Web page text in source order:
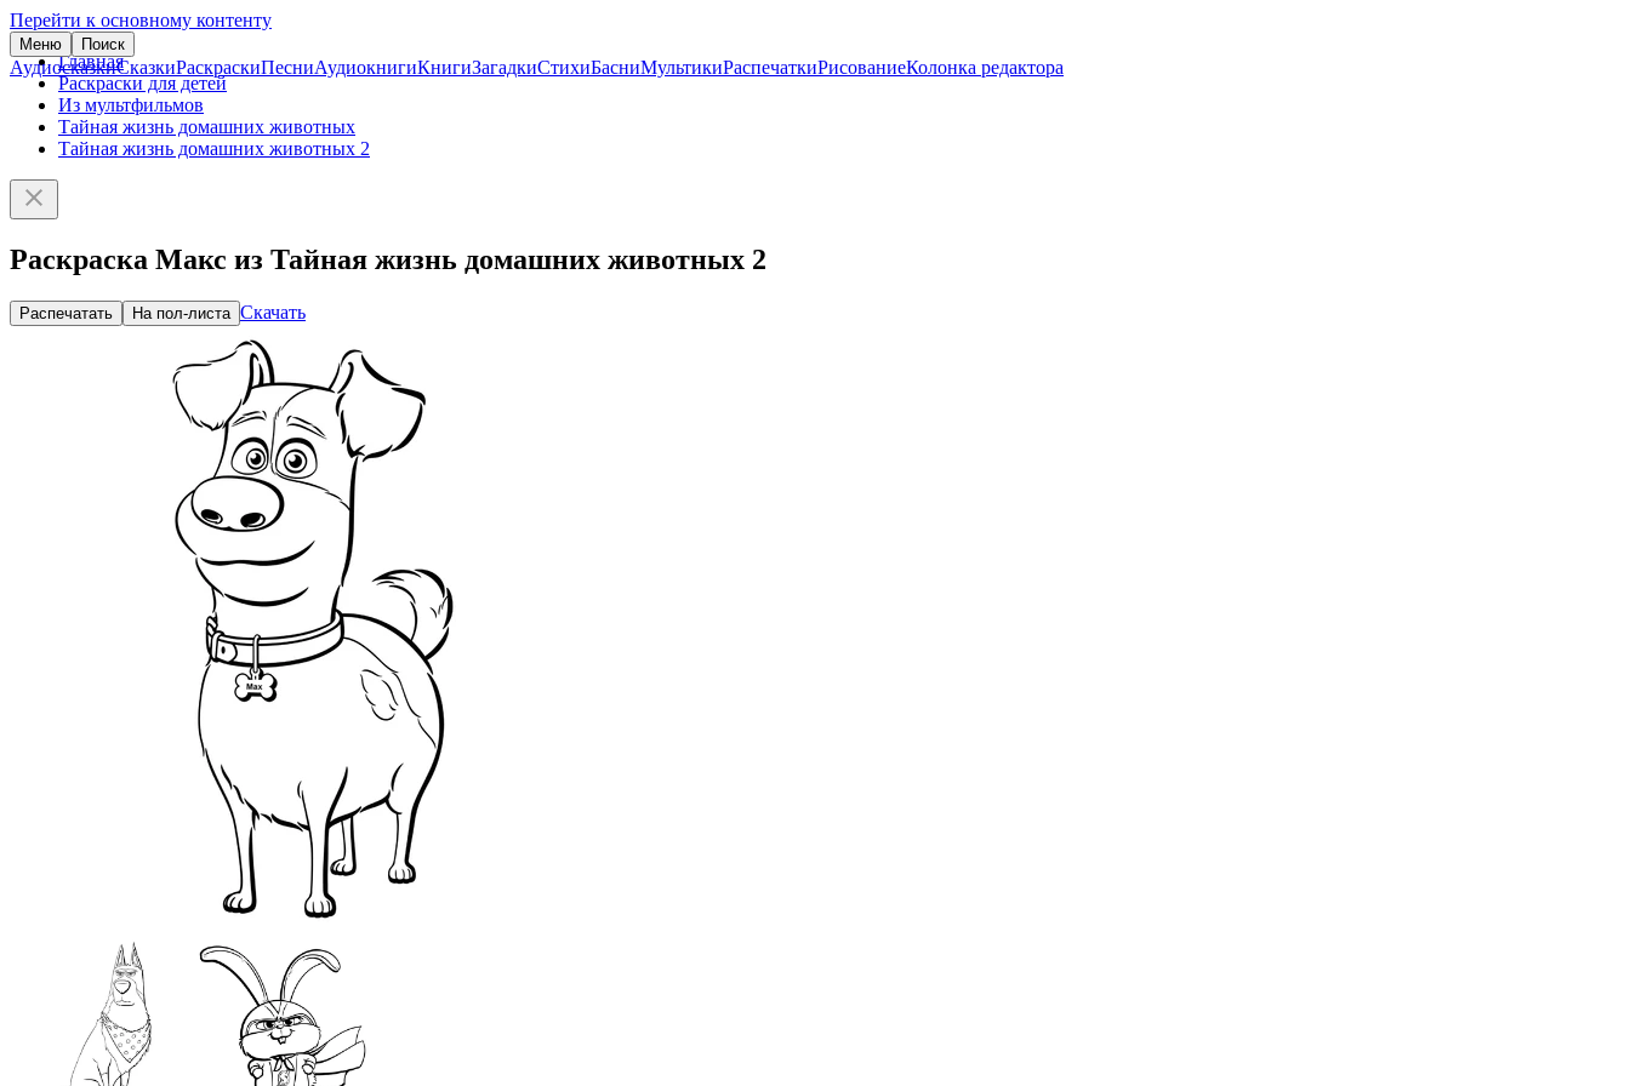
Перейти к основному контенту
Меню Поиск
АудиосказкиСказкиРаскраскиПесниАудиокнигиКнигиЗагадкиСтихиБасниМультикиРаспечаткиРисованиеКолонка редактора
Главная
Раскраски для детей
Из мультфильмов
Тайная жизнь домашних животных
Тайная жизнь домашних животных 2
Раскраска Макс из Тайная жизнь домашних животных 2
Распечатать На пол-листа Скачать